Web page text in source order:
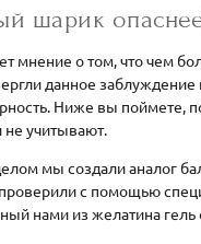
шарик
мнение о том, что чем
данное
Ниже вы поймете,
не учитывают.
мы создали аналог
с помощью
нами из желатина